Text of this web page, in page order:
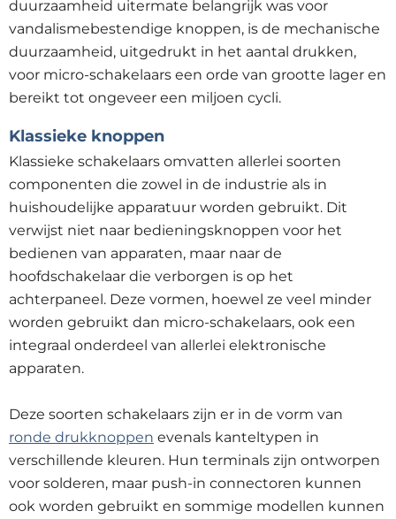
duurzaamheid uitermate belangrijk was voor
vandalismebestendige knoppen, is de mechanische
duurzaamheid, uitgedrukt in het aantal drukken,
voor micro-schakelaars een orde van grootte lager en
bereikt tot ongeveer een miljoen cycli.
Klassieke knoppen
Klassieke schakelaars omvatten allerlei soorten
componenten die zowel in de industrie als in
huishoudelijke apparatuur worden gebruikt. Dit
verwijst niet naar bedieningsknoppen voor het
bedienen van apparaten, maar naar de
hoofdschakelaar die verborgen is op het
achterpaneel. Deze vormen, hoewel ze veel minder
worden gebruikt dan micro-schakelaars, ook een
integraal onderdeel van allerlei elektronische
apparaten.
Deze soorten schakelaars zijn er in de vorm van
ronde drukknoppen evenals kanteltypen in
verschillende kleuren. Hun terminals zijn ontworpen
voor solderen, maar push-in connectoren kunnen
ook worden gebruikt en sommige modellen kunnen